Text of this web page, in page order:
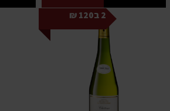
2 ב120 ₪